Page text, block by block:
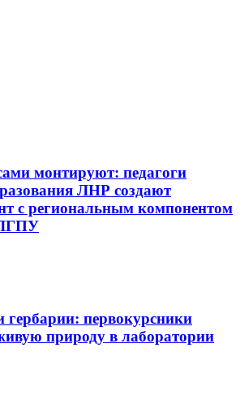
монтируют: педагоги
ЛНР создают
с региональным компонентом
первокурсники
природу в лаборатории